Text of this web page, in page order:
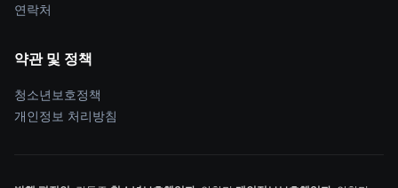
연락처
약관 및 정책
청소년보호정책
개인정보 처리방침